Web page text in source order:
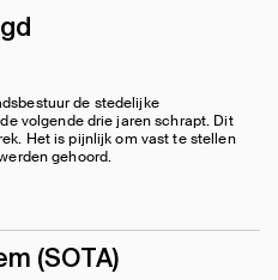
de stedelijke
volgende drie jaren schrapt. Dit
Het is pijnlijk om vast te stellen
gehoord.
(SOTA)